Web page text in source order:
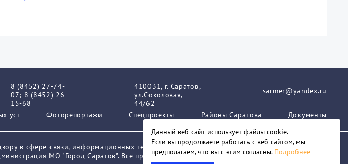
8 (8452) 27-74-
07; 8 (8452) 26-
15-68
410031, г. Саратов,
ул.Соколовая,
44/62
sarmer@yandex.ru
уст Фоторепортажи Спецпроекты Районы Саратова Документы
в сфере связи, информационных технологий и массовых коммуникаций.
МО "Город Саратов". Все права защищены. При любом
Данный веб-сайт использует файлы сookie.
Если вы продолжаете работать с веб-сайтом, мы
предполагаем, что вы с этим согласны. Подробнее